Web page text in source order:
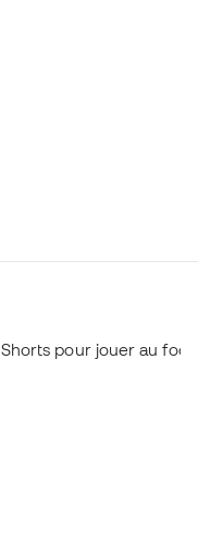
Shorts pour jouer au foot